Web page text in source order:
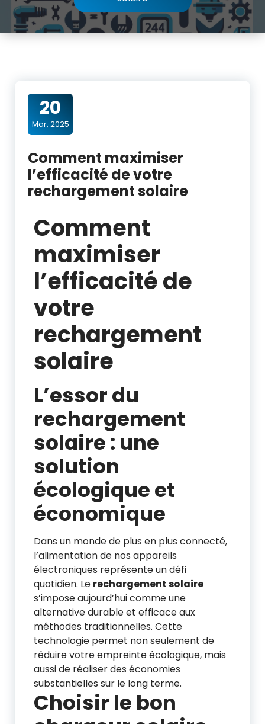
20
Mar, 2025
Comment maximiser
l’efficacité de votre
rechargement solaire
Comment
maximiser
l’efficacité de
votre
rechargement
solaire
L’essor du
rechargement
solaire : une
solution
écologique et
économique
Dans un monde de plus en plus connecté,
l’alimentation de nos appareils
électroniques représente un défi
quotidien. Le rechargement solaire
s’impose aujourd’hui comme une
alternative durable et efficace aux
méthodes traditionnelles. Cette
technologie permet non seulement de
réduire votre empreinte écologique, mais
aussi de réaliser des économies
substantielles sur le long terme.
Choisir le bon